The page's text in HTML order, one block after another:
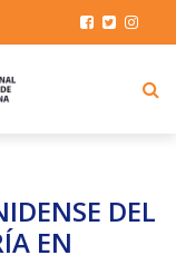
DEL
EN